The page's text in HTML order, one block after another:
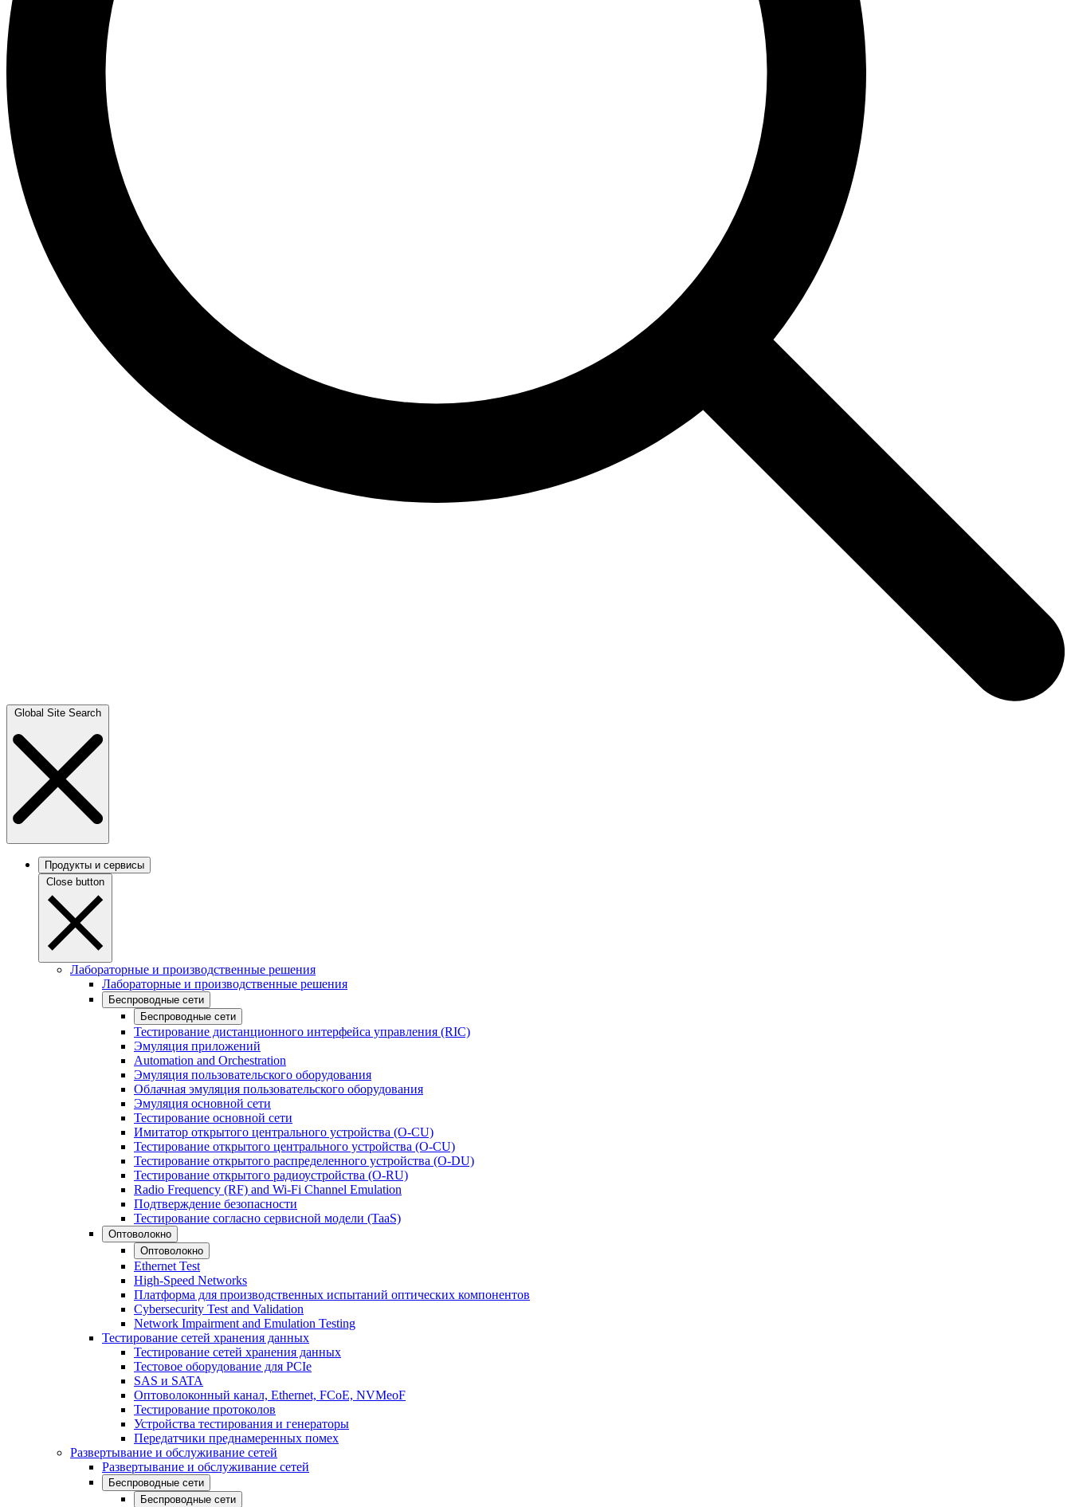
Global Site Search
Продукты и сервисы
Close button
Лабораторные и производственные решения
Лабораторные и производственные решения
Беспроводные сети
Беспроводные сети
Тестирование дистанционного интерфейса управления (RIC)
Эмуляция приложений
Automation and Orchestration
Эмуляция пользовательского оборудования
Облачная эмуляция пользовательского оборудования
Эмуляция основной сети
Тестирование основной сети
Имитатор открытого центрального устройства (O-CU)
Тестирование открытого центрального устройства (O-CU)
Тестирование открытого распределенного устройства (O-DU)
Тестирование открытого радиоустройства (O-RU)
Radio Frequency (RF) and Wi-Fi Channel Emulation
Подтверждение безопасности
Тестирование согласно сервисной модели (TaaS)
Оптоволокно
Оптоволокно
Ethernet Test
High-Speed Networks
Платформа для производственных испытаний оптических компонентов
Cybersecurity Test and Validation
Network Impairment and Emulation Testing
Тестирование сетей хранения данных
Тестирование сетей хранения данных
Тестовое оборудование для PCIe
SAS и SATA
Оптоволоконный канал, Ethernet, FCoE, NVMeoF
Тестирование протоколов
Устройства тестирования и генераторы
Передатчики преднамеренных помех
Развертывание и обслуживание сетей
Развертывание и обслуживание сетей
Беспроводные сети
Беспроводные сети